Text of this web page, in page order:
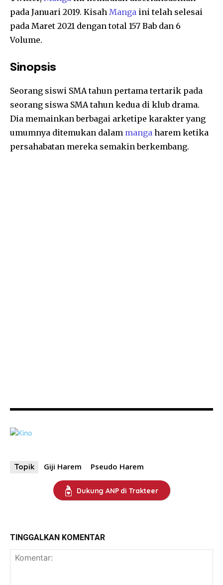
pada Januari 2019. Kisah Manga ini telah selesai
pada Maret 2021 dengan total 157 Bab dan 6
Volume.
Sinopsis
Seorang siswi SMA tahun pertama tertarik pada
seorang siswa SMA tahun kedua di klub drama.
Dia memainkan berbagai arketipe karakter yang
umumnya ditemukan dalam manga harem ketika
persahabatan mereka semakin berkembang.
Topik Giji Harem Pseudo Harem
Dukung ANP di Trakteer
TINGGALKAN KOMENTAR